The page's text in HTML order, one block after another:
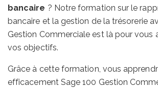
bancaire ? Notre formation sur le
bancaire et la gestion de la trésorerie
Gestion Commerciale est là pour vous
vos objectifs.
Grâce à cette formation, vous
efficacement Sage 100 Gestion